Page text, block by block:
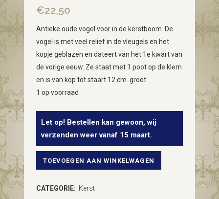
€22,50
Antieke oude vogel voor in de kerstboom. De
vogel is met veel relief in de vleugels en het
kopje geblazen en dateert van het 1e kwart van
de vorige eeuw. Ze staat met 1 poot op de klem
en is van kop tot staart 12 cm. groot.
1 op voorraad
Let op! Bestellen kan gewoon, wij
verzenden weer vanaf 15 maart.
Antieke
TOEVOEGEN AAN WINKELWAGEN
CATEGORIE: Kerst